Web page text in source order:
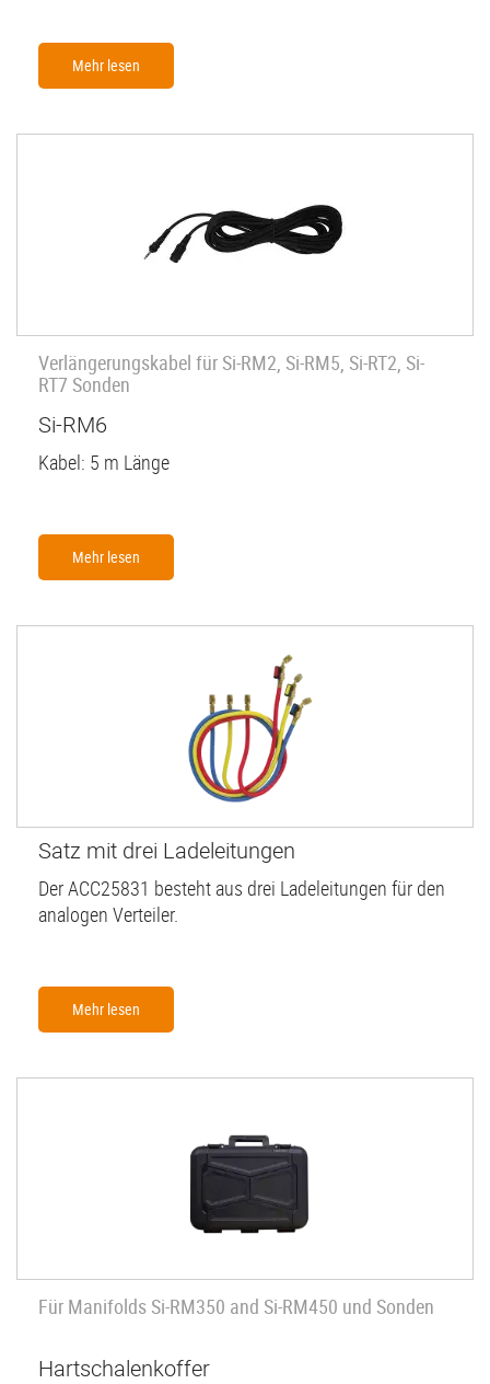
Mehr lesen
Verlängerungskabel für Si-RM2, Si-RM5, Si-RT2, Si-
RT7 Sonden
Si-RM6
Kabel: 5 m Länge
Mehr lesen
Satz mit drei Ladeleitungen
Der ACC25831 besteht aus drei Ladeleitungen für den
analogen Verteiler.
Mehr lesen
Für Manifolds Si-RM350 and Si-RM450 und Sonden
Hartschalenkoffer